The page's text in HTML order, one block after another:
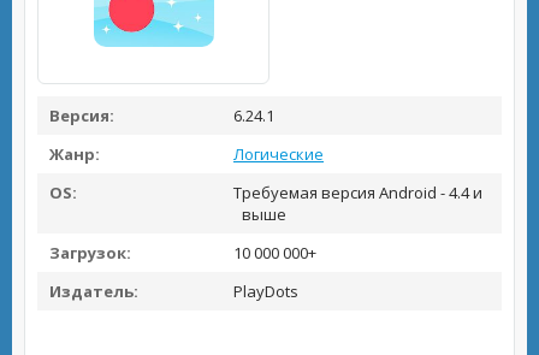
Версия:
6.24.1
Жанр:
Логические
OS:
Требуемая версия Android - 4.4 и
выше
Загрузок:
10 000 000+
Издатель:
PlayDots